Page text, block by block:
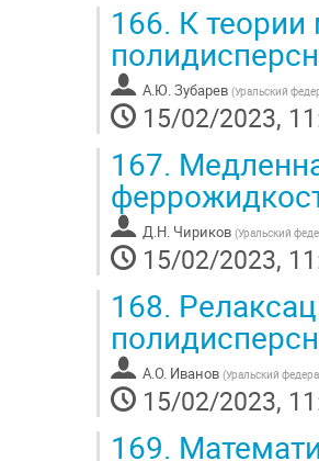
166. К теории
А.Ю. Зубарев (Уральский
15/02/2023,
167.
Д.Н. Чириков (Уральский
15/02/2023,
168.
А.О. Иванов (Уральский
15/02/2023,
169.